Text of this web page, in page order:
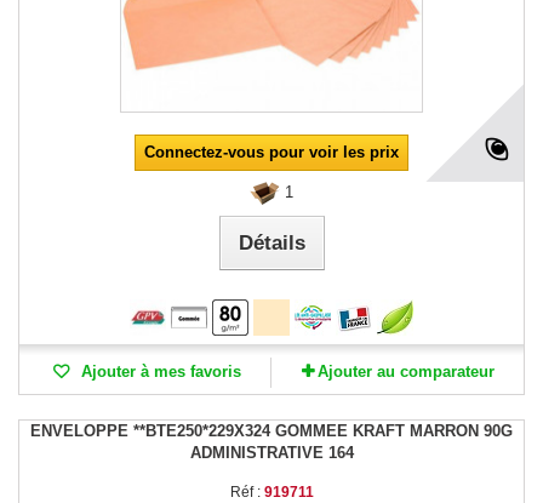
Connectez-vous pour voir les prix
1
Détails
Ajouter à mes favoris Ajouter au comparateur
ENVELOPPE **BTE250*229X324 GOMMEE KRAFT MARRON 90G
ADMINISTRATIVE 164
Réf : 919711